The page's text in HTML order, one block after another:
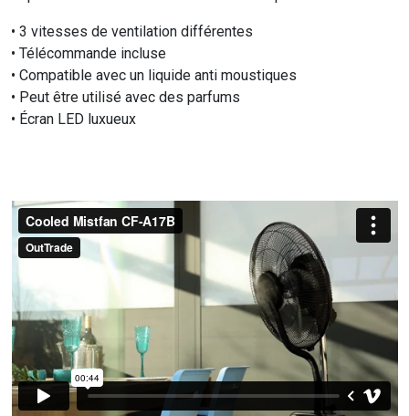
• 3 vitesses de ventilation différentes
• Télécommande incluse
• Compatible avec un liquide anti moustiques
• Peut être utilisé avec des parfums
• Écran LED luxueux